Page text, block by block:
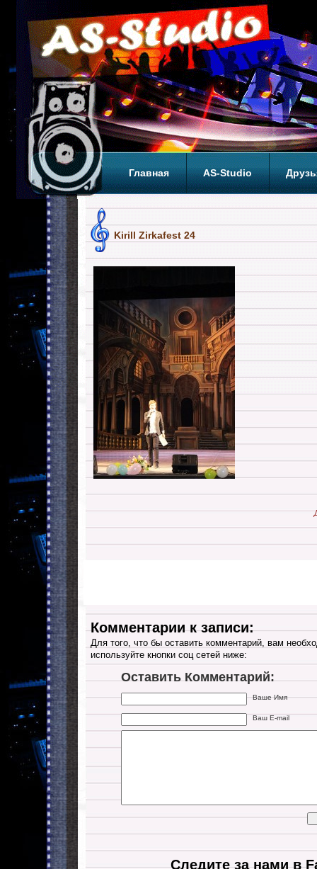
Главная AS-Studio
Kirill Zirkafest 24
Комментарии к записи:
Для того, что бы оставить комментарий, вам
используйте кнопки соц сетей ниже:
Оставить Комментарий:
Ваше Имя
Ваш E-mail
Следите за нами в